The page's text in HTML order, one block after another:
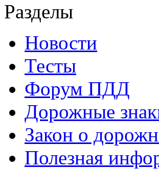
Разделы
Новости
Тесты
Форум ПДД
Дорожные
Закон о
Полезная